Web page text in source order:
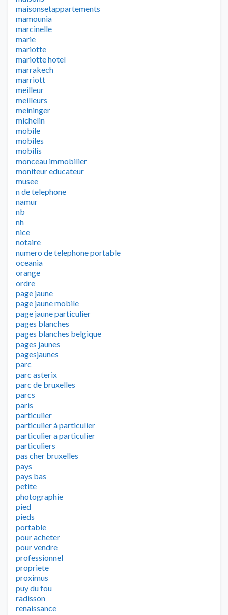
maisonsetappartements
mamounia
marcinelle
marie
mariotte
mariotte hotel
marrakech
marriott
meilleur
meilleurs
meininger
michelin
mobile
mobiles
mobilis
monceau immobilier
moniteur educateur
musee
n de telephone
namur
nb
nh
nice
notaire
numero de telephone portable
oceania
orange
ordre
page jaune
page jaune mobile
page jaune particulier
pages blanches
pages blanches belgique
pages jaunes
pagesjaunes
parc
parc asterix
parc de bruxelles
parcs
paris
particulier
particulier à particulier
particulier a particulier
particuliers
pas cher bruxelles
pays
pays bas
petite
photographie
pied
pieds
portable
pour acheter
pour vendre
professionnel
propriete
proximus
puy du fou
radisson
renaissance